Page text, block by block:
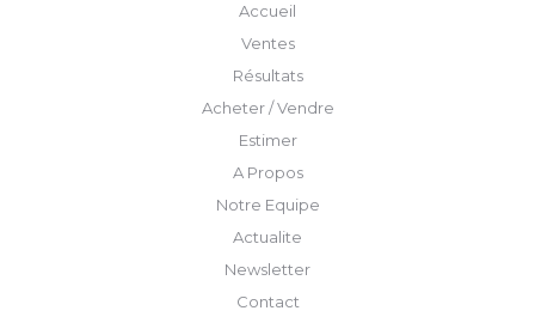
Accueil
Ventes
Résultats
Acheter / Vendre
Estimer
A Propos
Notre Equipe
Actualite
Newsletter
Contact